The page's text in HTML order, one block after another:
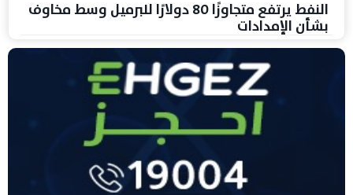
النفط يرتفع متجاوزًا 80 دولارًا للبرميل وسط مخاوف
بشأن الإمدادات